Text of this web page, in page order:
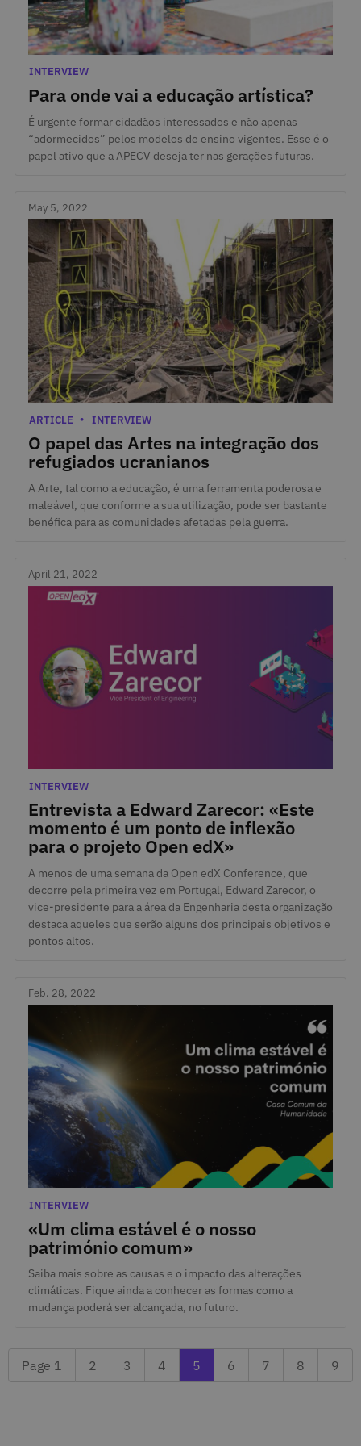
Para onde vai a educação artística?
May 16, 2022
Categories
INTERVIEW
É urgente formar cidadãos interessados e não apenas
“adormecidos” pelos modelos de ensino vigentes. Esse é o
papel ativo que a APECV deseja ter nas gerações futuras.
May 5, 2022
O papel das Artes na integração dos
refugiados ucranianos
May 5, 2022
Categories
ARTICLE INTERVIEW
A Arte, tal como a educação, é uma ferramenta poderosa e
maleável, que conforme a sua utilização, pode ser bastante
benéfica para as comunidades afetadas pela guerra.
April 21, 2022
Entrevista a Edward Zarecor: «Este
momento é um ponto de inflexão
para o projeto Open edX»
April 21, 2022
Categories
INTERVIEW
A menos de uma semana da Open edX Conference, que
decorre pela primeira vez em Portugal, Edward Zarecor, o
vice-presidente para a área da Engenharia desta organização
destaca aqueles que serão alguns dos principais objetivos e
pontos altos.
Feb. 28, 2022
«Um clima estável é o nosso
património comum»
Feb. 28, 2022
Categories
INTERVIEW
Saiba mais sobre as causas e o impacto das alterações
climáticas. Fique ainda a conhecer as formas como a
mudança poderá ser alcançada, no futuro.
Page 1 Page 2
2 Page 3
3 Previous page 4
4 Currently reading page 5
5 Next page 6
6 Page 7
7 Page 8
8 Last
9